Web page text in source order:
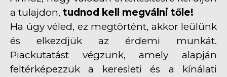
a tulajdon, tudnod kell megválni tőle!
Ha úgy véled, ez megtörtént, akkor leülünk
és elkezdjük az érdemi munkát.
Piackutatást végzünk, amely alapján
feltérképezzük a keresleti és a kínálati